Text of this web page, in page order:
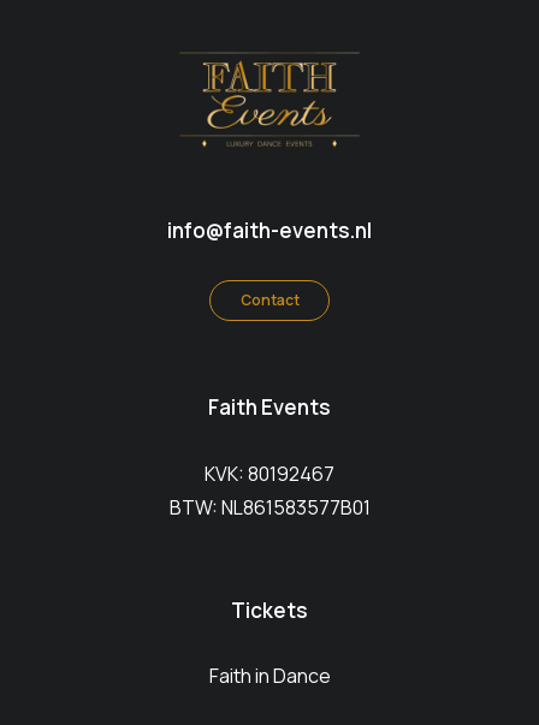
info@faith-events.nl
Contact
Faith Events
KVK: 80192467
BTW: NL861583577B01
Tickets
Faith in Dance